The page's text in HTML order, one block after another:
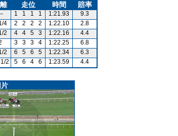
走位
時間
賠率
1 1 1 1 1:21.93
9.3
4 2 2 2 2 1:22.10
2.8
2 4 4 5 3 1:22.16
4.4
3 3 3 4 1:22.25
6.8
2 6 5 6 5 1:22.34
6.3
2 5 6 4 6 1:23.59 4.4